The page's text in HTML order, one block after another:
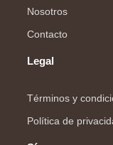
Nosotros
Contacto
Legal
Términos y
Política de